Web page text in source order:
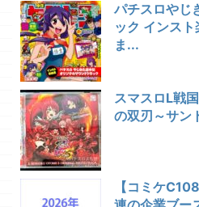
パチスロやじ
ック インス
ま...
スマスロL戦
の双刃～サン
【コミケ